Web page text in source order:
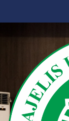
to